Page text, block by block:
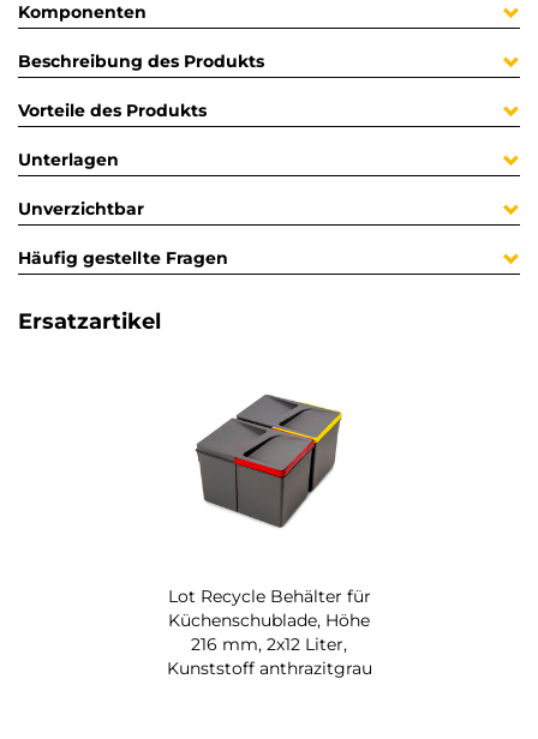
Komponenten
Beschreibung des Produkts
Vorteile des Produkts
Unterlagen
Unverzichtbar
Häufig gestellte Fragen
Ersatzartikel
Lot Recycle Behälter für
Küchenschublade, Höhe
216 mm, 2x12 Liter,
Kunststoff anthrazitgrau